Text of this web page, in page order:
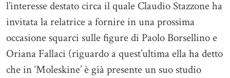
l’interesse destato circa il quale Claudio Stazzone ha
invitata la relatrice a fornire in una prossima
occasione squarci sulle figure di Paolo Borsellino e
Oriana Fallaci (riguardo a quest’ultima ella ha detto
che in ‘Moleskine’ è già presente un suo studio